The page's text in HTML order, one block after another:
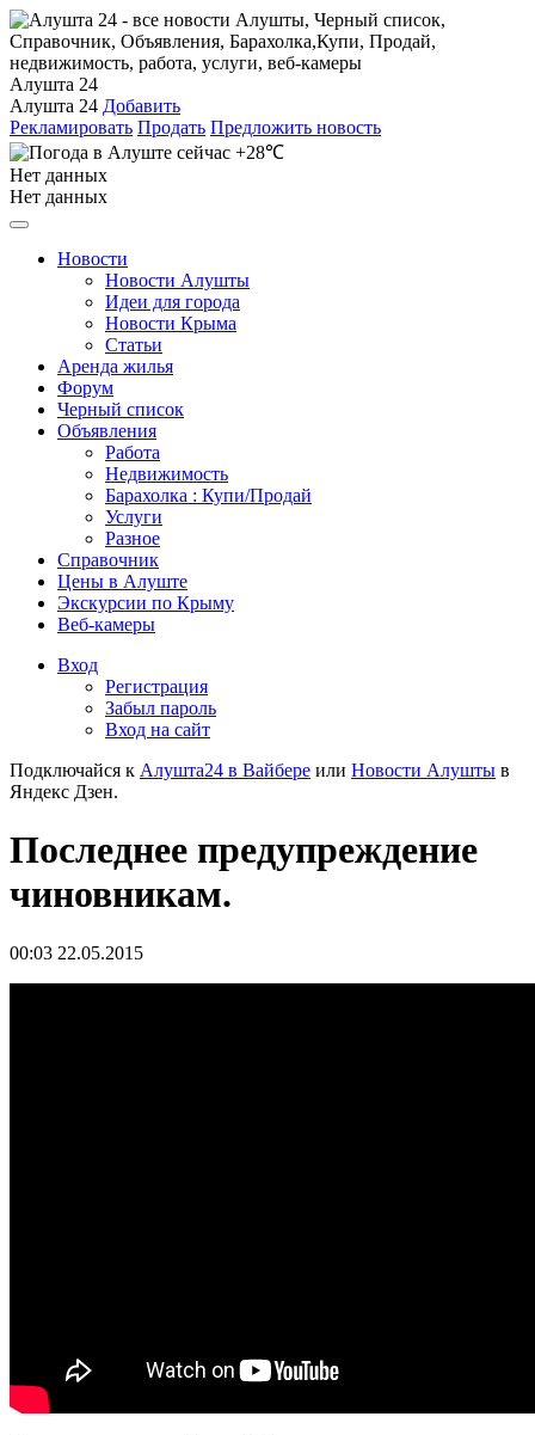
Алушта 24
Алушта 24 Добавить
Рекламировать Продать Предложить новость
+28℃
Нет данных
Нет данных
Новости
Новости Алушты
Идеи для города
Новости Крыма
Статьи
Аренда жилья
Форум
Черный список
Объявления
Работа
Недвижимость
Барахолка : Купи/Продай
Услуги
Разное
Справочник
Цены в Алуште
Экскурсии по Крыму
Веб-камеры
Вход
Регистрация
Забыл пароль
Вход на сайт
Подключайся к Алушта24 в Вайбере или Новости Алушты в
Яндекс Дзен.
Последнее предупреждение
чиновникам.
00:03 22.05.2015